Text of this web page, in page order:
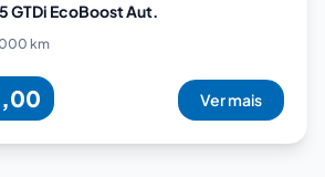
GTDi EcoBoost Aut.
km
Ver mais